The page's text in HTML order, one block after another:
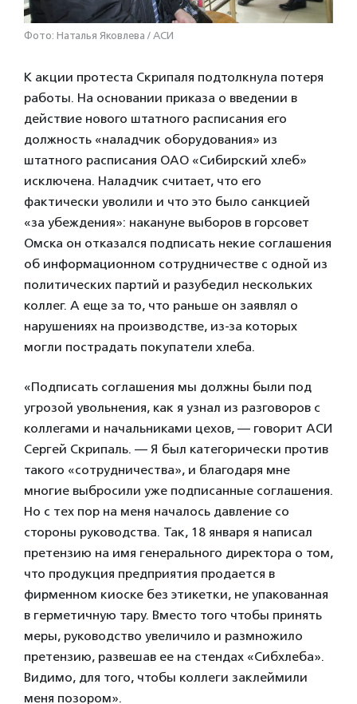
Фото: Наталья Яковлева / АСИ
К акции протеста Скрипаля подтолкнула потеря
работы. На основании приказа о введении в
действие нового штатного расписания его
должность «наладчик оборудования» из
штатного расписания ОАО «Сибирский хлеб»
исключена. Наладчик считает, что его
фактически уволили и что это было санкцией
«за убеждения»: накануне выборов в горсовет
Омска он отказался подписать некие соглашения
об информационном сотрудничестве с одной из
политических партий и разубедил нескольких
коллег. А еще за то, что раньше он заявлял о
нарушениях на производстве, из-за которых
могли пострадать покупатели хлеба.
«Подписать соглашения мы должны были под
угрозой увольнения, как я узнал из разговоров с
коллегами и начальниками цехов, — говорит АСИ
Сергей Скрипаль. — Я был категорически против
такого «сотрудничества», и благодаря мне
многие выбросили уже подписанные соглашения.
Но с тех пор на меня началось давление со
стороны руководства. Так, 18 января я написал
претензию на имя генерального директора о том,
что продукция предприятия продается в
фирменном киоске без этикетки, не упакованная
в герметичную тару. Вместо того чтобы принять
меры, руководство увеличило и размножило
претензию, развешав ее на стендах «Сибхлеба».
Видимо, для того, чтобы коллеги заклеймили
меня позором».